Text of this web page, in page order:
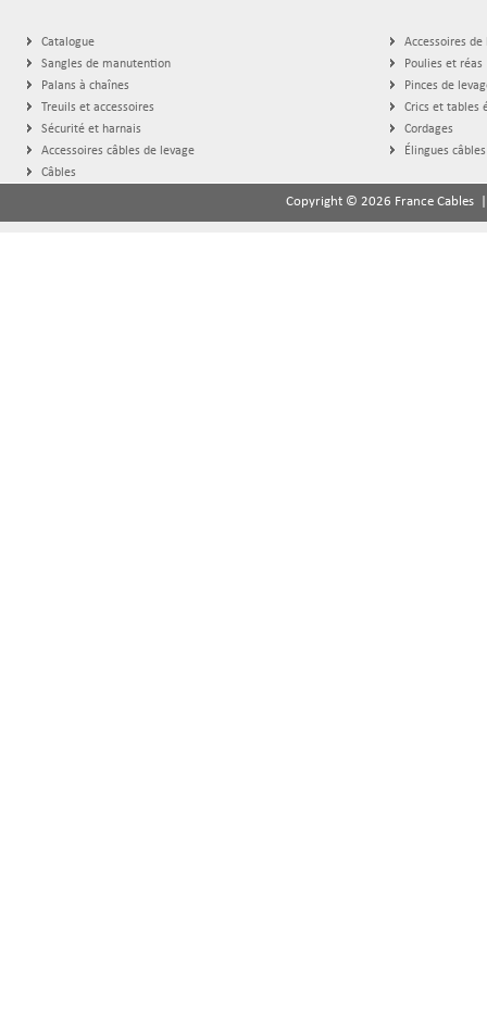
Catalogue
Sangles de manutention
Palans à chaînes
Treuils et accessoires
Sécurité et harnais
Accessoires câbles de levage
Câbles
Accessoires de
Poulies et réas
Pinces de
Crics et tables
Cordages
Élingues câbles
Copyright © 2026 France